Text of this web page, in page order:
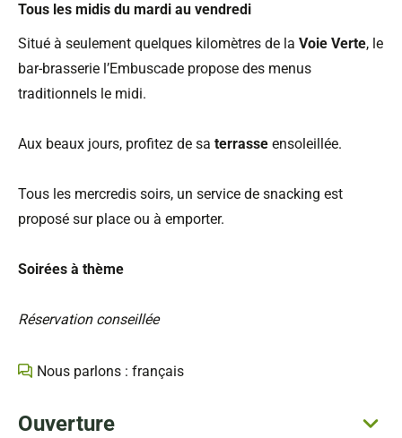
Tous les midis du mardi au vendredi
Situé à seulement quelques kilomètres de la Voie Verte, le
bar-brasserie l’Embuscade propose des menus
traditionnels le midi.
Aux beaux jours, profitez de sa terrasse ensoleillée.
Tous les mercredis soirs, un service de snacking est
proposé sur place ou à emporter.
Soirées à thème
Réservation conseillée
Nous parlons : français
Ouverture